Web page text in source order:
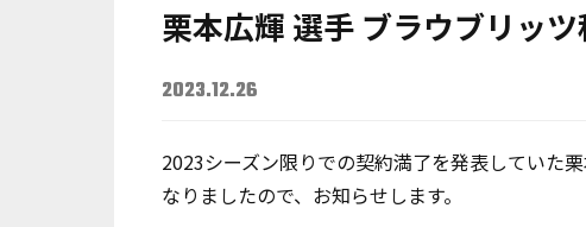
栗本広輝 選手 ブラウブリッ
2023.12.26
2023シーズン限りでの契約満了を発表していた
なりましたので、お知らせします。